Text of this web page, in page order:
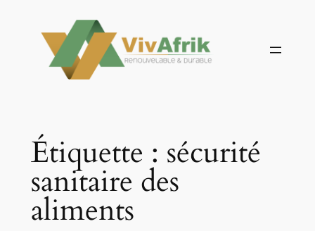
contenu
Étiquette : sécurité
sanitaire des
aliments